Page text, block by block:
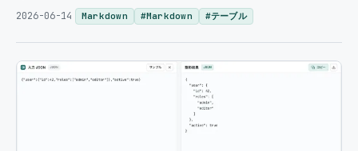
2026-06-14
Markdown #Markdown #テーブル